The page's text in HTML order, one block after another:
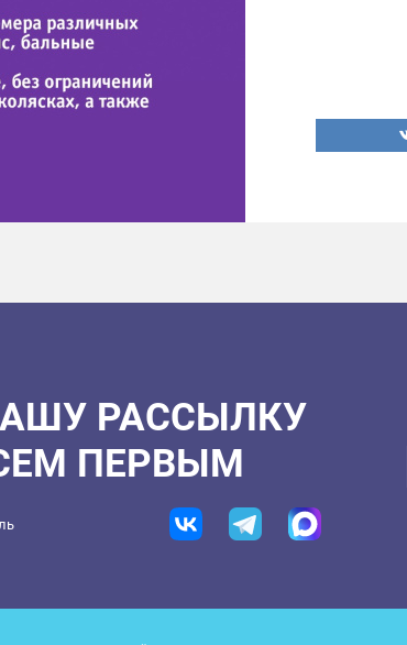
РАССЫЛКУ
ПЕРВЫМ